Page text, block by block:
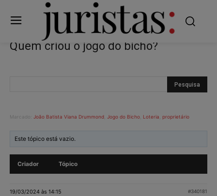
Quem criou o jogo do bicho?
Marcado: João Batista Viana Drummond Jogo do Bicho Loteria proprietário
Este tópico está vazio.
Criador Tópico
19/03/2024 às 14:15 #340181